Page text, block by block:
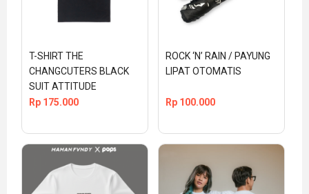
T-SHIRT THE
CHANGCUTERS BLACK
SUIT ATTITUDE
Rp 175.000
ROCK ‘N’ RAIN / PAYUNG
LIPAT OTOMATIS
Rp 100.000